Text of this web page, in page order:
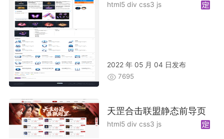
html5 div css3 js
2022 年 05 月 04 日发布
7695
天罡合击联盟静态前导页
html5 div css3 js